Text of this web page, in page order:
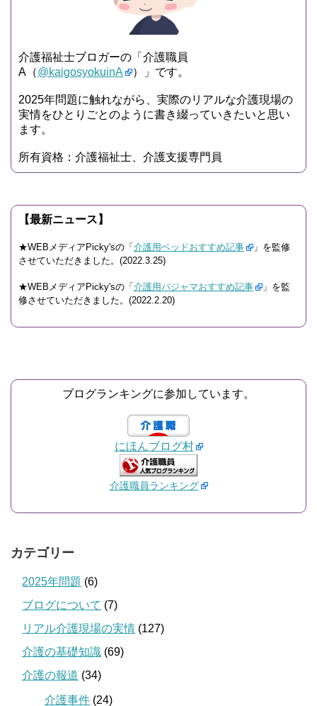
介護福祉士ブロガーの「介護職員
A（@kaigosyokuinA ）」です。
2025年問題に触れながら、実際のリアルな介護現場の
実情をひとりごとのように書き綴っていきたいと思い
ます。
所有資格：介護福祉士、介護支援専門員
【最新ニュース】
★WEBメディアPicky'sの「 介護用ベッドおすすめ記事
」を監修
させていただきました。(2022.3.25)
★WEBメディアPicky'sの「 介護用パジャマおすすめ記事
」を監
修させていただきました。(2022.2.20)
ブログランキングに参加しています。
にほんブログ村
介護職員ランキング
カテゴリー
2025年問題 (6)
ブログについて (7)
リアル介護現場の実情 (127)
介護の基礎知識 (69)
介護の報道 (34)
介護事件 (24)